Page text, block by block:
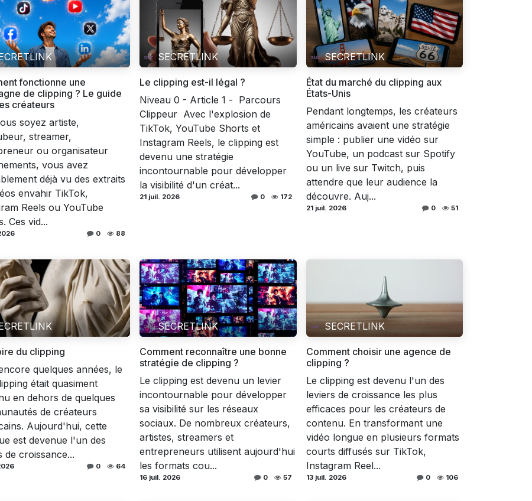
fonctionne une
de clipping ? Le guide
créateurs
soyez artiste,
streamer,
ou organisateur
vous avez
déjà vu des extraits
envahir TikTok,
Reels ou YouTube
Ces vid...
0 88
SECRETLINK
Le clipping est-il légal ?
Niveau 0 - Article 1 - ​ Parcours
Clippeur ​ Avec l'explosion de
TikTok, YouTube Shorts et
Instagram Reels, le clipping est
devenu une stratégie
incontournable pour développer
la visibilité d'un créat...
21 juil. 2026 0 172
SECRETLINK
État du marché du clipping aux
États-Unis
Pendant longtemps, les créateurs
américains avaient une stratégie
simple : publier une vidéo sur
YouTube, un podcast sur Spotify
ou un live sur Twitch, puis
attendre que leur audience la
découvre. Auj...
21 juil. 2026 0 51
du clipping
quelques années, le
était quasiment
en dehors de quelques
de créateurs
Aujourd'hui, cette
est devenue l'un des
de croissance...
0 64
SECRETLINK
Comment reconnaître une bonne
stratégie de clipping ?
Le clipping est devenu un levier
incontournable pour développer
sa visibilité sur les réseaux
sociaux. De nombreux créateurs,
artistes, streamers et
entrepreneurs utilisent aujourd'hui
les formats cou...
16 juil. 2026 0 57
SECRETLINK
Comment choisir une agence de
clipping ?
Le clipping est devenu l'un des
leviers de croissance les plus
efficaces pour les créateurs de
contenu. En transformant une
vidéo longue en plusieurs formats
courts diffusés sur TikTok,
Instagram Reel...
13 juil. 2026 0 106